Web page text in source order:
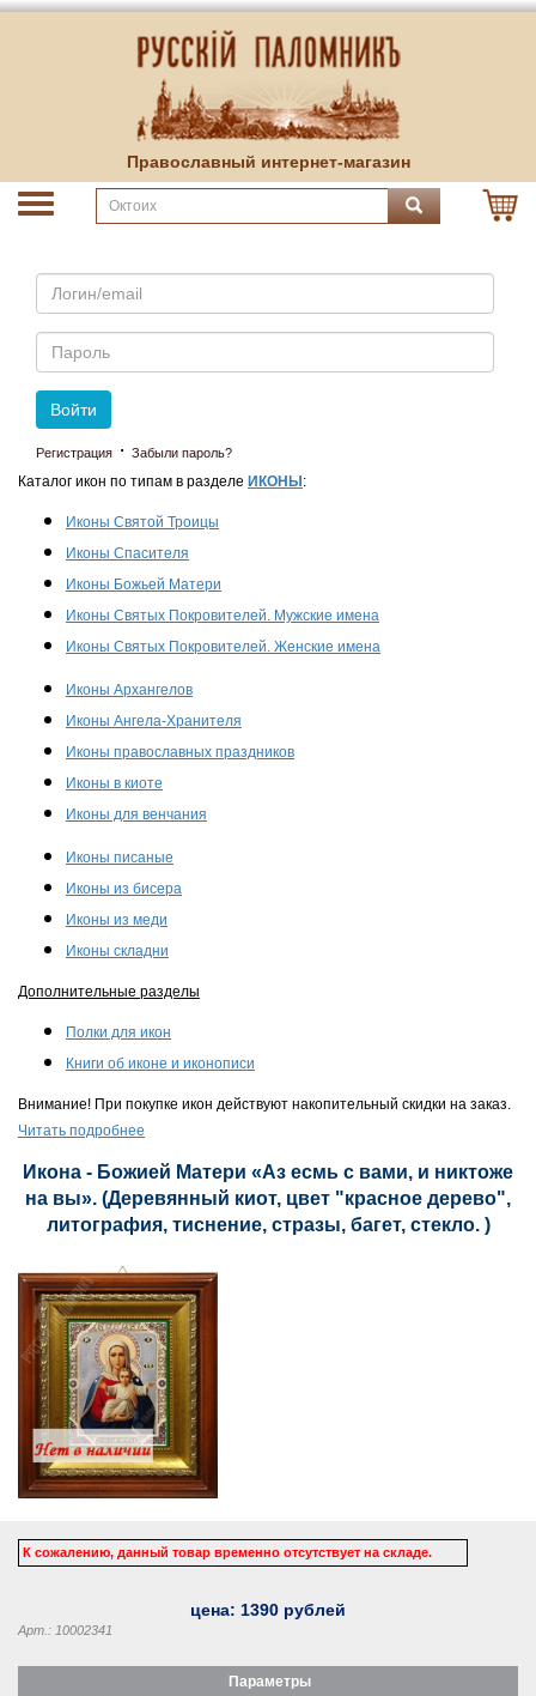
Православный интернет-магазин
Email
Пароль
Войти
Регистрация · Забыли пароль?
Каталог икон по типам в разделе ИКОНЫ :
Иконы Святой Троицы
Иконы Спасителя
Иконы Божьей Матери
Иконы Святых Покровителей. Мужские имена
Иконы Святых Покровителей. Женские имена
Иконы Архангелов
Иконы Ангела-Хранителя
Иконы православных праздников
Иконы в киоте
Иконы для венчания
Иконы писаные
Иконы из бисера
Иконы из меди
Иконы складни
Дополнительные разделы
Полки для икон
Книги об иконе и иконописи
Внимание! При покупке икон действуют накопительный скидки на заказ.
Читать подробнее
Икона - Божией Матери «Аз есмь с вами, и никтоже
на вы». (Деревянный киот, цвет "красное дерево",
литография, тиснение, стразы, багет, стекло. )
К сожалению, данный товар временно отсутствует на складе.
цена: 1390 рублей
Арт.: 10002341
Параметры